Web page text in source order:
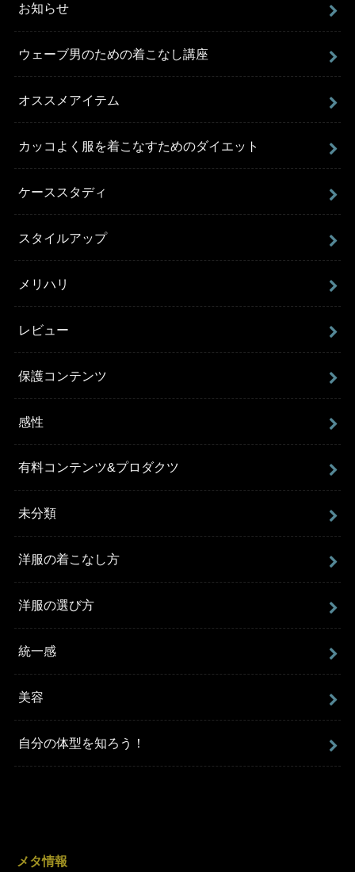
お知らせ
ウェーブ男のための着こなし講座
オススメアイテム
カッコよく服を着こなすためのダイエット
ケーススタディ
スタイルアップ
メリハリ
レビュー
保護コンテンツ
感性
有料コンテンツ&プロダクツ
未分類
洋服の着こなし方
洋服の選び方
統一感
美容
自分の体型を知ろう！
メタ情報